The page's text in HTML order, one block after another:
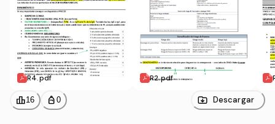
R4.pdf R2.pdf
leaderboard16 personal_bag 0 Descargar